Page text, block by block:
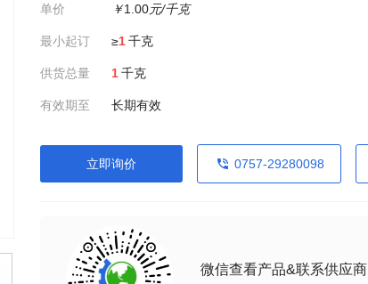
单价 ￥1.00元/千克
最小起订 ≥1千克
供货总量 1千克
有效期至 长期有效
立即询价 0757-29280098
微信查看产品&联系供应商